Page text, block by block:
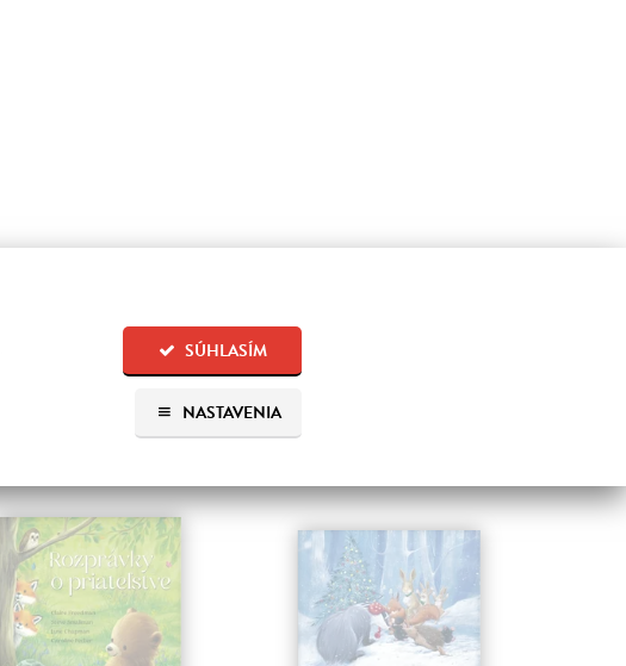
SÚHLASÍM
NASTAVENIA